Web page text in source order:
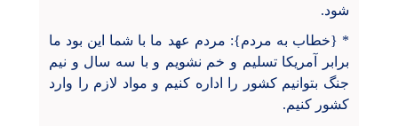
شود.
* {خطاب به مردم}: مردم عهد ما با شما این بود ما
برابر آمریکا تسلیم و خم نشویم و با سه سال و نیم
جنگ بتوانیم کشور را اداره کنیم و مواد لازم را وارد
کشور کنیم.